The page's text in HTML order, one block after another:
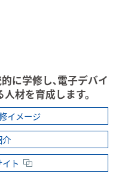
に学修し､電子デバイ
材を育成します。
イメージ
介
ト